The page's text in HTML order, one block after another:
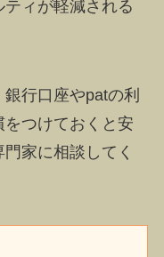
ィが軽減される
行口座やpatの利
つけておくと安
家に相談してく